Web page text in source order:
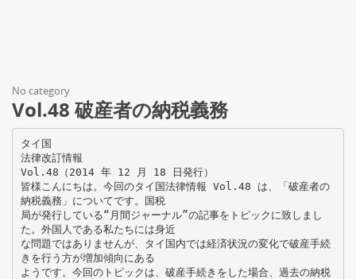
No category
Vol.48 破産者の納税義務
タイ国
法律改訂情報
Vol.48（2014 年 12 月 18 日発行）
皆様こんにちは。今回のタイ国法律情報 Vol.48 は、「破産者の
納税義務」についてです。国税
局が発行している“月間ジャーナル”の記事をトピックに致しまし
た。外国人である私たちには身近
な問題ではありませんが、タイ国内では経済状況の変化で破産手続
きを行う方が増加傾向にある
ようです。今回のトピックは、破産手続きをした場合、過去の納税